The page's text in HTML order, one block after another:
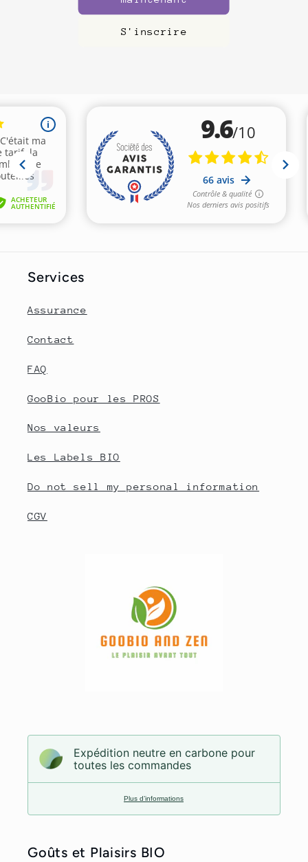
S'inscrire
Services
Assurance
Contact
FAQ
GooBio pour les PROS
Nos valeurs
Les Labels BIO
Do not sell my personal information
CGV
Expédition neutre en carbone pour
toutes les commandes
Plus d’informations
Goûts et Plaisirs BIO